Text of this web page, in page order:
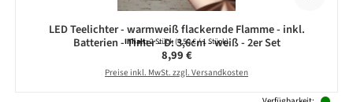
LED Teelichter - warmweiß flackernde Flamme - inkl.
Batterien - Timer - D: 3,6cm - weiß - 2er Set
Inhalt:2 Stück(4,50 € / 1 Stück)
Regulärer Preis:
8,99 €
Preise inkl. MwSt. zzgl. Versandkosten